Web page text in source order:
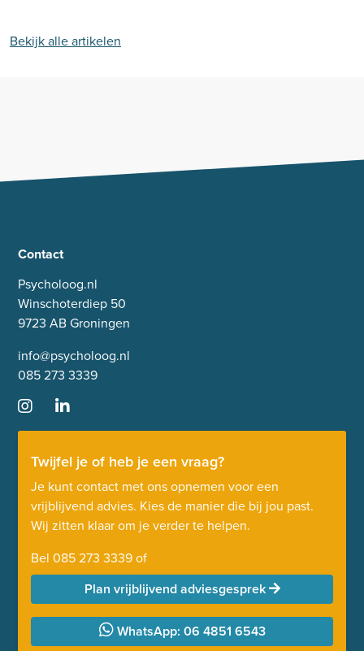
Bekijk alle artikelen
Contact
Psycholoog.nl
Winschoterdiep 50
9723 AB Groningen
info@psycholoog.nl
085 273 3339
Twijfel je of heb je een vraag?
Je kunt contact met ons opnemen voor een
vrijblijvend advies. Kies de manier die bij jou past.
Wij zitten klaar om je verder te helpen.
Bel 085 273 3339of
Plan vrijblijvend adviesgesprek
WhatsApp: 06 4851 6543